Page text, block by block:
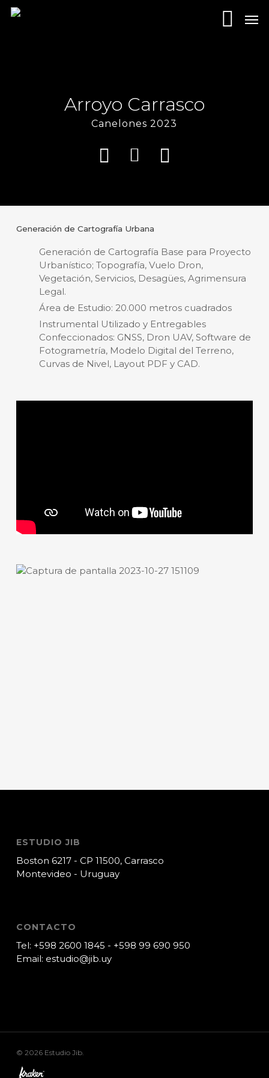
Skip
Arroyo Carrasco
Canelones 2023
Generación de Cartografía Urbana
Generación de Cartografía Base para Proyecto
Urbanístico; Topografía, Vuelo Dron,
Vegetación, Servicios, Desagües, Agrimensura
Legal.
Área de Estudio: 20.000 metros cuadrados
Instrumental Utilizado y Entregables
Confeccionados: GNSS, Dron UAV, Software de
Fotogrametría, Modelo Digital del Terreno,
Curvas de Nivel, Layout PDF y CAD.
ESTUDIO JIB
Boston 6217 - CP 11500, Carrasco
Montevideo - Uruguay
CONTACTO
Tel: +598 2600 1845 - +598 99 690 950
Email: estudio@jib.uy
© 2026 Estudio Jib.